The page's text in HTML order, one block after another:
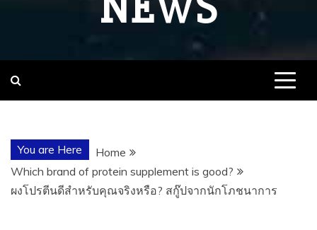
You are Here
Home
Which brand of protein supplement is good?
ผงโปรตีนดีสำหรับคุณจริงหรือ? สกู๊ปจากนักโภชนาการ